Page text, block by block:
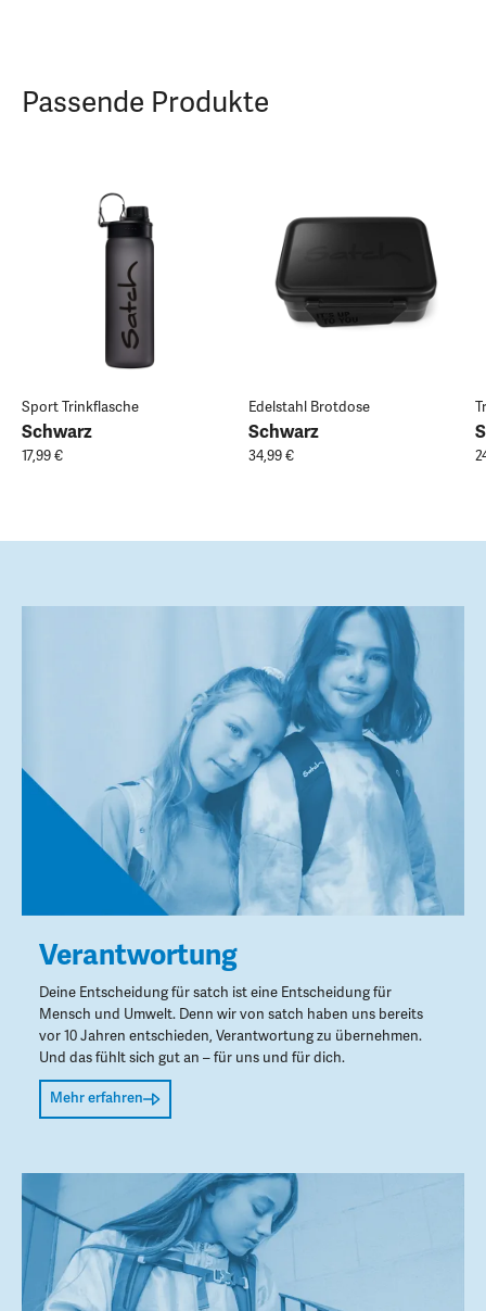
Passende Produkte
Sport Trinkflasche
Schwarz
17,99 €
Edelstahl Brotdose
Schwarz
34,99 €
Verantwortung
Deine Entscheidung für satch ist eine Entscheidung für
Mensch und Umwelt. Denn wir von satch haben uns bereits
vor 10 Jahren entschieden, Verantwortung zu übernehmen.
Und das fühlt sich gut an – für uns und für dich.
Mehr erfahren